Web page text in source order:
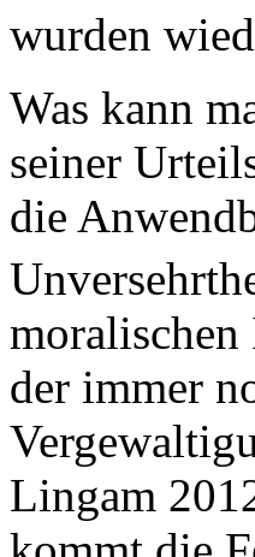
wurden
Was kann
seiner
die
moralischen
der immer
Lingam